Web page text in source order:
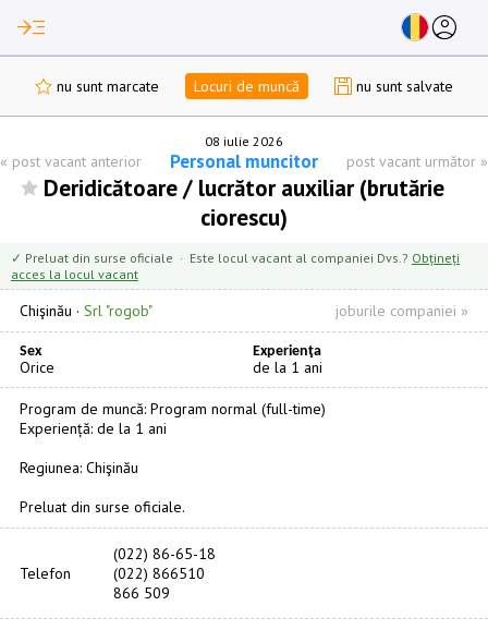
read_more account_circle
nu sunt marcate Locuri de muncă nu sunt salvate
08 iulie 2026
« post vacant anterior Personal muncitor post vacant următor »
Deridicătoare / lucrător auxiliar (brutărie
ciorescu)
✓ Preluat din surse oficiale · Este locul vacant al companiei Dvs.? Obțineți
acces la locul vacant
Chişinău · Srl "rogob" joburile companiei »
Sex Experienţa
Orice de la 1 ani
Program de muncă: Program normal (full-time)
Experiență: de la 1 ani
Regiunea: Chişinău
Preluat din surse oficiale.
Telefon
(022) 86-65-18
(022) 866510
866 509